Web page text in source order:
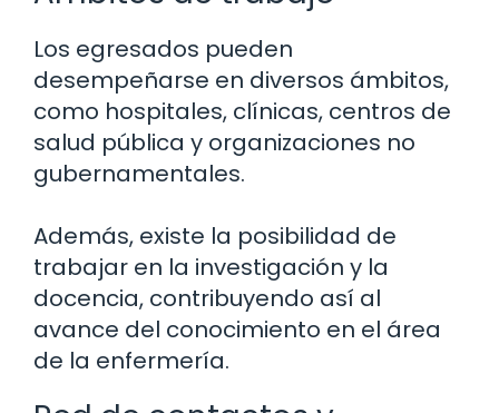
Los egresados pueden
desempeñarse en diversos ámbitos,
como hospitales, clínicas, centros de
salud pública y organizaciones no
gubernamentales.
Además, existe la posibilidad de
trabajar en la investigación y la
docencia, contribuyendo así al
avance del conocimiento en el área
de la enfermería.